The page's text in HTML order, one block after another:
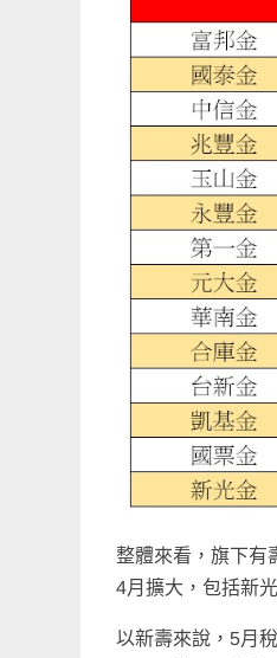
整體來看，旗下有
4月擴大，包括新
以新壽來說，5月